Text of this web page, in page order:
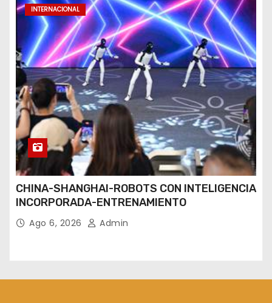
INTERNACIONAL
CHINA-SHANGHAI-ROBOTS CON INTELIGENCIA
INCORPORADA-ENTRENAMIENTO
Ago 6, 2026 Admin